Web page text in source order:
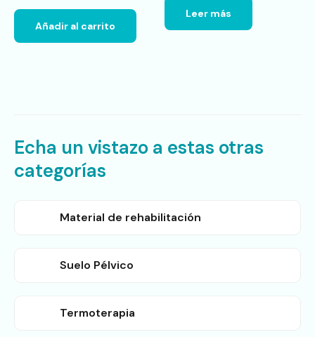
Añadir al carrito
Leer más
Echa un vistazo a estas otras
categorías
Material de rehabilitación
Suelo Pélvico
Termoterapia